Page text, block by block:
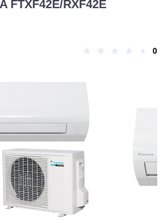
FTXF42E/RXF42E
0